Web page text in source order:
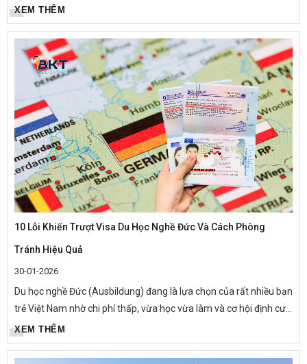
thông báo mới từ Đại sứ quán Đức tại Việt Nam, tất cả ứng viên
nộp...
XEM THÊM
10 Lỗi Khiến Trượt Visa Du Học Nghề Đức Và Cách Phòng
Tránh Hiệu Quả
30-01-2026
Du học nghề Đức (Ausbildung) đang là lựa chọn của rất nhiều bạn
trẻ Việt Nam nhờ chi phí thấp, vừa học vừa làm và cơ hội định cư
lâu dài. Tuy nhiên, trên thực tế, mỗi năm có hàng...
XEM THÊM